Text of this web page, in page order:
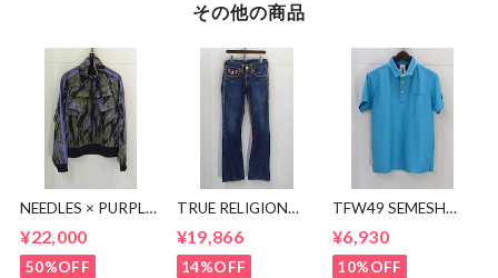
その他の商品
NEEDLES × PURPLE
Track Jacket -BDU
¥22,000
50%OFF
TRUE RELIGION
¥19,866
14%OFF
TFW49 SEMESH
¥6,930
10%OFF